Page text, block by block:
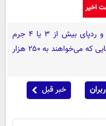
اخیر
گفته‌های یک روحانی تندرو و ردپای بیش از ۳ یا ۴ جرم
جدی امنیتی و کیفری / آن‌هایی که می‌خواهند به ۲۵۰ هزار
خبر قبل